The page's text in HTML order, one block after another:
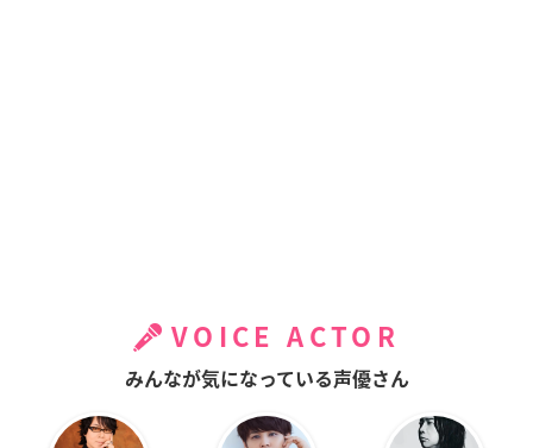
VOICE ACTOR
みんなが気になっている声優さん